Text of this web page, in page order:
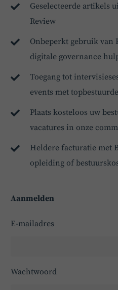
Geselecteerde artikels
Review
Onbeperkt gebruik van
digitale governance
Toegang tot
events met
Plaats kosteloos uw
vacatures in onze
Heldere facturatie met
opleiding of
Aanmelden
E-mailadres
Wachtwoord